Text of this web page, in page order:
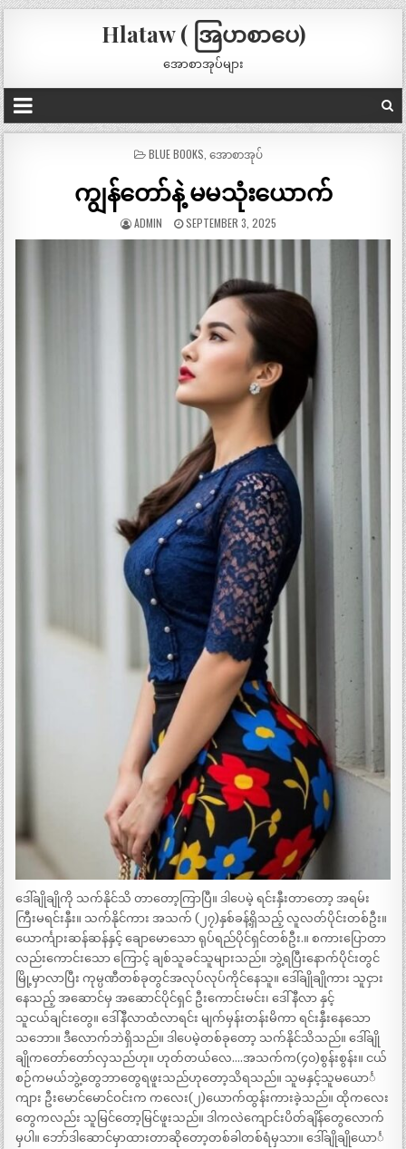
Hlataw ( အြပာစာပေ)
အောစာအုပ်များ
POSTED
BLUE BOOKS အောစာအုပ်
ကျွန်တော်နဲ့ မမသုံးယောက်
ADMIN SEPTEMBER 3, 2025
ဒေါ်ချိုချိုကို သက်နိုင်သိ တာတော့ကြာပြီ။ ဒါပေမဲ့ ရင်းနှီးတာတော့ အရမ်း
ကြီးမရင်းနှီး။ သက်နိုင်ကား အသက် (၂၇)နှစ်ခန့်ရှိသည့် လူလတ်ပိုင်းတစ်ဦး။
ယောင်္ကျားဆန်ဆန်နှင့် ချောမောသော ရုပ်ရည်ပိုင်ရှင်တစ်ဦး.။ စကားပြောတာ
လည်းကောင်းသော ကြောင့် ချစ်သူခင်သူများသည်။ ဘွဲ့ရပြီးနောက်ပိုင်းတွင်
မြို့မှာလာပြီး ကုမ္ပဏီတစ်ခုတွင်အလုပ်လုပ်ကိုင်နေသူ။ ဒေါ်ချိုချိုကား သူငှား
နေသည့် အဆောင်မှ အဆောင်ပိုင်ရှင် ဦးကောင်းမင်း၊ ဒေါ် နီလာ နှင့်
သူငယ်ချင်းတွေ။ ဒေါ်နီလာထံလာရင်း မျက်မှန်းတန်းမိကာ ရင်းနှီးနေသော
သဘော။ ဒီလောက်ဘဲရှိသည်။ ဒါပေမဲ့တစ်ခုတော့ သက်နိုင်သိသည်။ ဒေါ်ချို
ချိုကတော်တော်လှသည်ဟု။ ဟုတ်တယ်လေ….အသက်က(၄၀)စွန်းစွန်း။ ငယ်
စဉ်ကမယ်ဘွဲ့တွေဘာတွေရဖူးသည်ဟုတော့သိရသည်။ သူမနှင့်သူမယောင်္
ကျား ဦးမောင်မောင်ဝင်းက ကလေး(၂)ယောက်ထွန်းကားခဲ့သည်။ ထိုကလေး
တွေကလည်း သူမြင်တော့မြင်ဖူးသည်။ ဒါကလဲကျောင်းပိတ်ချိန်တွေလောက်
မှပါ။ ဘော်ဒါဆောင်မှာထားတာဆိုတော့တစ်ခါတစ်ရံမှသာ။ ဒေါ်ချိုချိုယောင်္